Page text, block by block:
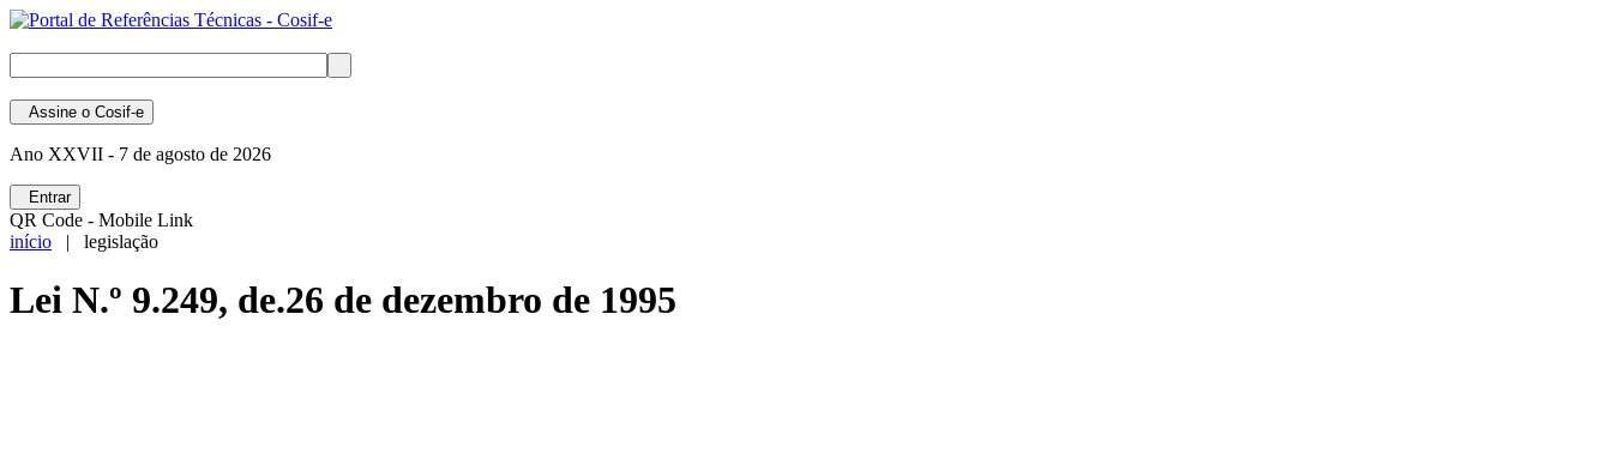
Assine o Cosif-e
Ano XXVII - 7 de agosto de 2026
Entrar
QR Code - Mobile Link
início | legislação
Lei N.º 9.249, de.26 de dezembro de 1995